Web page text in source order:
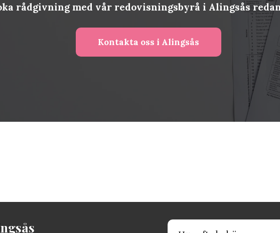
rådgivning med vår redovisningsbyrå i Alingsås
Kontakta oss i Alingsås